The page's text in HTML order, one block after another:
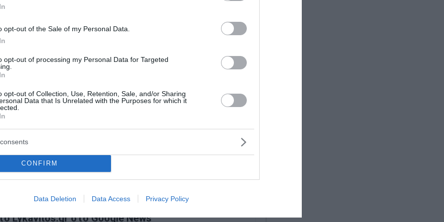
opt-out of the Sale of my Personal Data.
opt-out of processing my Personal Data for Targeted
opt-out of Collection, Use, Retention, Sale, and/or Sharing
Data that Is Unrelated with the Purposes for which it
CONFIRM
Data Deletion Data Access Privacy Policy
ένα διπλωματικό και πολιτικό σκέλος, χρειαζόμαστε ένα
χρειαζόμαστε κάποιο στρατιωτικό σχεδιασμό, και αυτό
σε τηλεδιάσκεψη περίπου 40 χωρών, με στόχο τη δημιουργία
ασφαλούς διέλευσης της ναυτιλίας μέσω των Στενών του
νεκροί ή αγνοούμενοι τα τελευταία τρία χρόνια
διάλογο της 7χρονης με τον δολοφόνο της στο Τέξας:
Ισραήλ ενδέχεται να έχει ήδη υπονομευτεί
Lykavitos.gr στο Google News